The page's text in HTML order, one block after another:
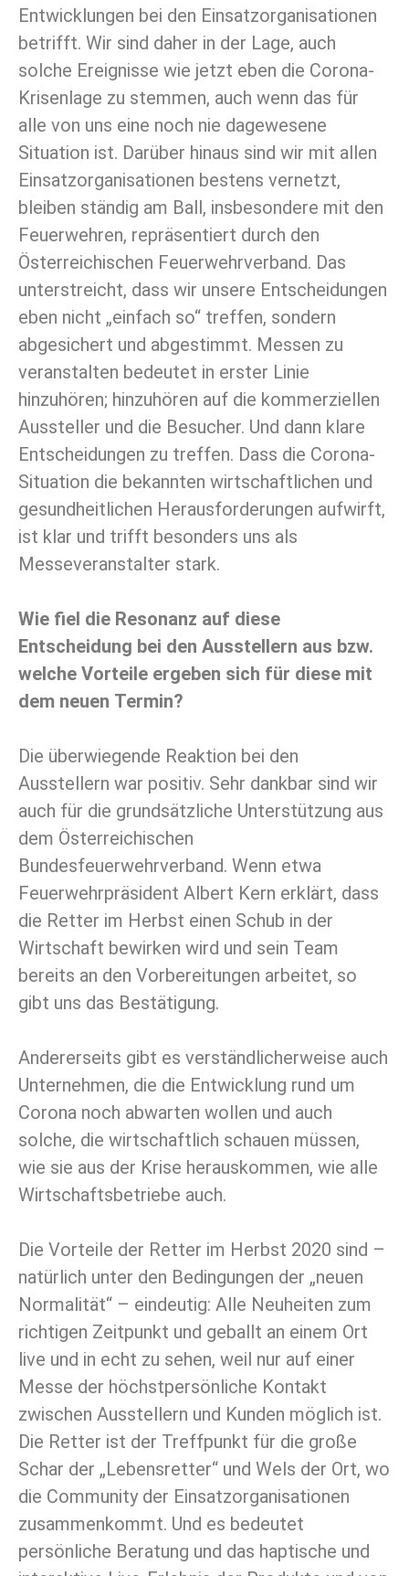
Entwicklungen bei den Einsatzorganisationen
betrifft. Wir sind daher in der Lage, auch
solche Ereignisse wie jetzt eben die Corona-
Krisenlage zu stemmen, auch wenn das für
alle von uns eine noch nie dagewesene
Situation ist. Darüber hinaus sind wir mit allen
Einsatzorganisationen bestens vernetzt,
bleiben ständig am Ball, insbesondere mit den
Feuerwehren, repräsentiert durch den
Österreichischen Feuerwehrverband. Das
unterstreicht, dass wir unsere Entscheidungen
eben nicht „einfach so“ treffen, sondern
abgesichert und abgestimmt. Messen zu
veranstalten bedeutet in erster Linie
hinzuhören; hinzuhören auf die kommerziellen
Aussteller und die Besucher. Und dann klare
Entscheidungen zu treffen. Dass die Corona-
Situation die bekannten wirtschaftlichen und
gesundheitlichen Herausforderungen aufwirft,
ist klar und trifft besonders uns als
Messeveranstalter stark.
Wie fiel die Resonanz auf diese
Entscheidung bei den Ausstellern aus bzw.
welche Vorteile ergeben sich für diese mit
dem neuen Termin?
Die überwiegende Reaktion bei den
Ausstellern war positiv. Sehr dankbar sind wir
auch für die grundsätzliche Unterstützung aus
dem Österreichischen
Bundesfeuerwehrverband. Wenn etwa
Feuerwehrpräsident Albert Kern erklärt, dass
die Retter im Herbst einen Schub in der
Wirtschaft bewirken wird und sein Team
bereits an den Vorbereitungen arbeitet, so
gibt uns das Bestätigung.
Andererseits gibt es verständlicherweise auch
Unternehmen, die die Entwicklung rund um
Corona noch abwarten wollen und auch
solche, die wirtschaftlich schauen müssen,
wie sie aus der Krise herauskommen, wie alle
Wirtschaftsbetriebe auch.
Die Vorteile der Retter im Herbst 2020 sind –
natürlich unter den Bedingungen der „neuen
Normalität“ – eindeutig: Alle Neuheiten zum
richtigen Zeitpunkt und geballt an einem Ort
live und in echt zu sehen, weil nur auf einer
Messe der höchstpersönliche Kontakt
zwischen Ausstellern und Kunden möglich ist.
Die Retter ist der Treffpunkt für die große
Schar der „Lebensretter“ und Wels der Ort, wo
die Community der Einsatzorganisationen
zusammenkommt. Und es bedeutet
persönliche Beratung und das haptische und